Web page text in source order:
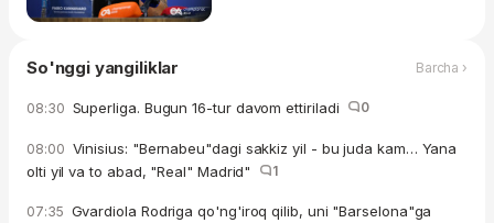
So'nggi yangiliklar Barcha ›
08:30 Superliga. Bugun 16-tur davom ettiriladi 0
08:00 Vinisius: "Bernabeu"dagi sakkiz yil - bu juda kam… Yana
olti yil va to abad, "Real" Madrid"
1
07:35 Gvardiola Rodriga qo'ng'iroq qilib, uni "Barselona"ga